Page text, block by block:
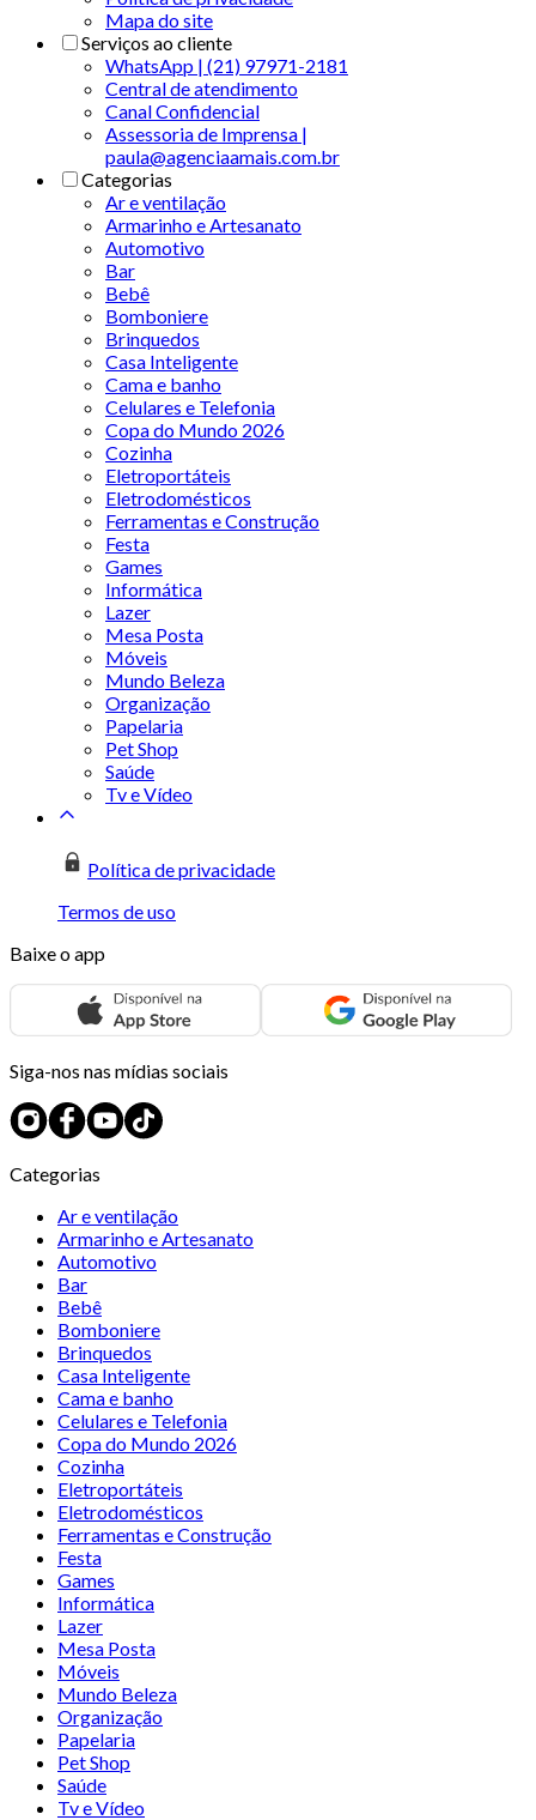
Mapa do site
Serviços ao cliente
WhatsApp | (21) 97971-2181
Central de atendimento
Canal Confidencial
Assessoria de Imprensa |
paula@agenciaamais.com.br
Categorias
Ar e ventilação
Armarinho e Artesanato
Automotivo
Bar
Bebê
Bomboniere
Brinquedos
Casa Inteligente
Cama e banho
Celulares e Telefonia
Copa do Mundo 2026
Cozinha
Eletroportáteis
Eletrodomésticos
Ferramentas e Construção
Festa
Games
Informática
Lazer
Mesa Posta
Móveis
Mundo Beleza
Organização
Papelaria
Pet Shop
Saúde
Tv e Vídeo
Política de privacidade
Termos de uso
Baixe o app
Siga-nos nas mídias sociais
Categorias
Ar e ventilação
Armarinho e Artesanato
Automotivo
Bar
Bebê
Bomboniere
Brinquedos
Casa Inteligente
Cama e banho
Celulares e Telefonia
Copa do Mundo 2026
Cozinha
Eletroportáteis
Eletrodomésticos
Ferramentas e Construção
Festa
Games
Informática
Lazer
Mesa Posta
Móveis
Mundo Beleza
Organização
Papelaria
Pet Shop
Saúde
Tv e Vídeo